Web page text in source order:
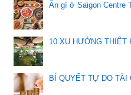
Ăn gì ở Saigon Centre
10 XU HƯỚNG THIẾT
BÍ QUYẾT TỰ DO TÀI